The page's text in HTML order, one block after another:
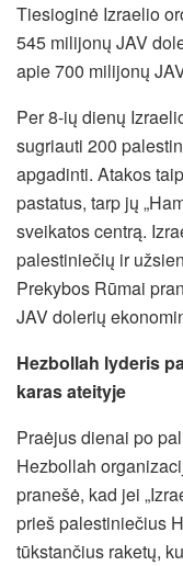
Tiesioginė Izraelio
545 milijonų JAV
apie 700 milijonų
Per 8-ių dienų
sugriauti 200
apgadinti. Atakos
pastatus, tarp jų
sveikatos centrą.
palestiniečių ir
Prekybos Rūmai
JAV dolerių
Hezbollah lyderis
karas ateityje
Praėjus dienai po
Hezbollah
pranešė, kad jei
prieš palestiniečius
tūkstančius raketų,